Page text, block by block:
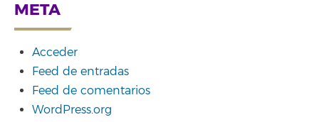
META
Acceder
Feed de entradas
Feed de comentarios
WordPress.org